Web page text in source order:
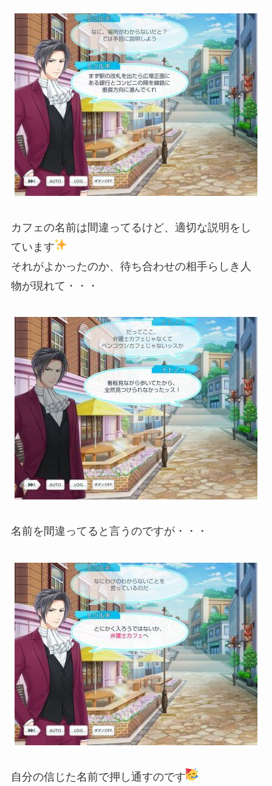
カフェの名前は間違ってるけど、適切な説明をし
ています
それがよかったのか、待ち合わせの相手らしき人
物が現れて・・・
名前を間違ってると言うのですが・・・
自分の信じた名前で押し通すのです